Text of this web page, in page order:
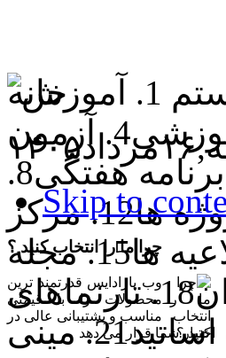
خانه
۱۶مرداد۱۴۰۵
Skip to
چرا ما را انتخاب کنید ؟
وب پارادایس قدرتمند ترین
محصولات را با قیمتی
مناسب و پشتیبانی عالی در
اختیار شما قرار می دهد